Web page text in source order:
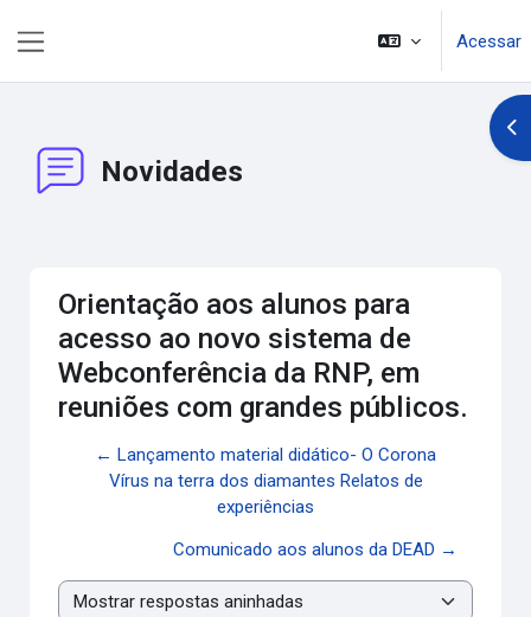
Acessar
Novidades
Orientação aos alunos para
acesso ao novo sistema de
Webconferência da RNP, em
reuniões com grandes públicos.
← Lançamento material didático- O Corona
Vírus na terra dos diamantes Relatos de
experiências
Comunicado aos alunos da DEAD →
Modo de visualização